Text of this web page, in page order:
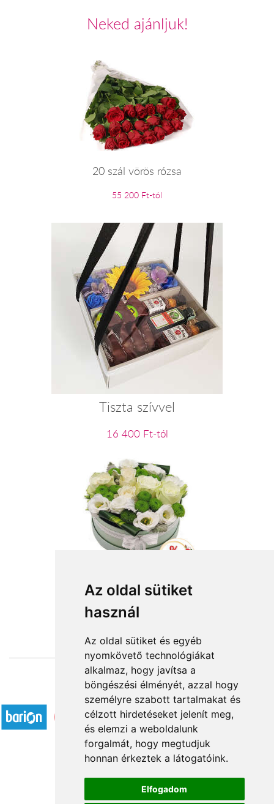
Az oldal sütiket
használ
Az oldal sütiket és egyéb
nyomkövető technológiákat
alkalmaz, hogy javítsa a
böngészési élményét, azzal hogy
személyre szabott tartalmakat és
célzott hirdetéseket jelenít meg,
és elemzi a weboldalunk
forgalmát, hogy megtudjuk
honnan érkeztek a látogatóink.
Elfogadom
Neked ajánljuk!
20 szál vörös rózsa
55 200 Ft-tól
Tiszta szívvel
16 400 Ft-tól
Fantázia - fehér/pasztell virágbox
24 960 Ft-tól
Elfogadott fizetési módok
Á.SZ.F.
Impresszum